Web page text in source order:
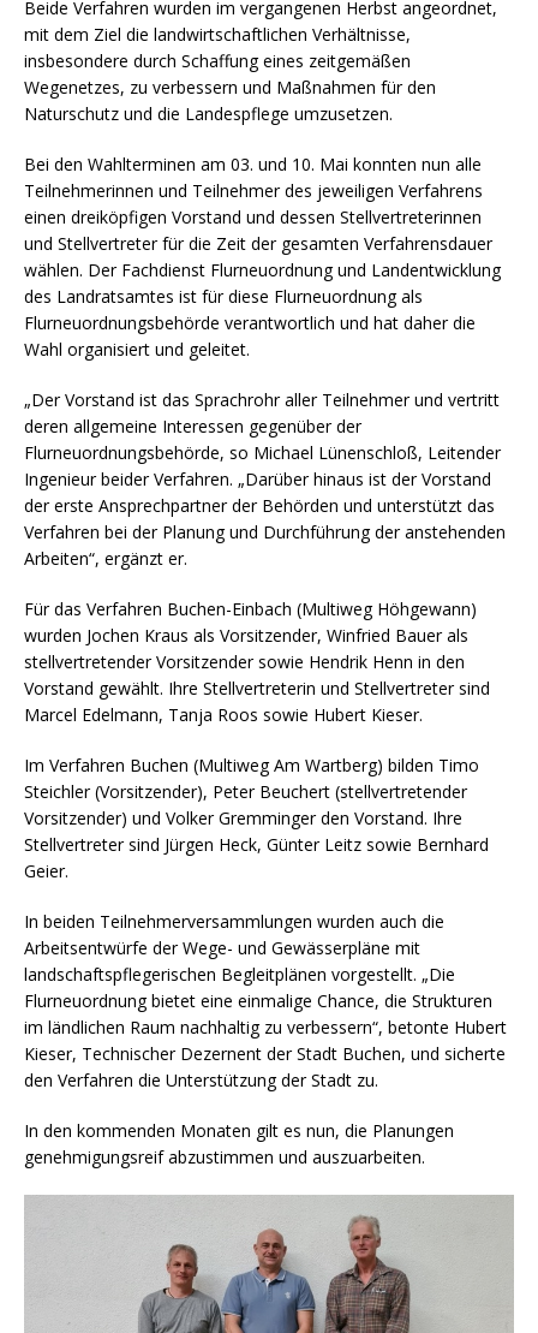
Beide Verfahren wurden im vergangenen Herbst angeordnet,
mit dem Ziel die landwirtschaftlichen Verhältnisse,
insbesondere durch Schaffung eines zeitgemäßen
Wegenetzes, zu verbessern und Maßnahmen für den
Naturschutz und die Landespflege umzusetzen.
Bei den Wahlterminen am 03. und 10. Mai konnten nun alle
Teilnehmerinnen und Teilnehmer des jeweiligen Verfahrens
einen dreiköpfigen Vorstand und dessen Stellvertreterinnen
und Stellvertreter für die Zeit der gesamten Verfahrensdauer
wählen. Der Fachdienst Flurneuordnung und Landentwicklung
des Landratsamtes ist für diese Flurneuordnung als
Flurneuordnungsbehörde verantwortlich und hat daher die
Wahl organisiert und geleitet.
„Der Vorstand ist das Sprachrohr aller Teilnehmer und vertritt
deren allgemeine Interessen gegenüber der
Flurneuordnungsbehörde, so Michael Lünenschloß, Leitender
Ingenieur beider Verfahren. „Darüber hinaus ist der Vorstand
der erste Ansprechpartner der Behörden und unterstützt das
Verfahren bei der Planung und Durchführung der anstehenden
Arbeiten“, ergänzt er.
Für das Verfahren Buchen-Einbach (Multiweg Höhgewann)
wurden Jochen Kraus als Vorsitzender, Winfried Bauer als
stellvertretender Vorsitzender sowie Hendrik Henn in den
Vorstand gewählt. Ihre Stellvertreterin und Stellvertreter sind
Marcel Edelmann, Tanja Roos sowie Hubert Kieser.
Im Verfahren Buchen (Multiweg Am Wartberg) bilden Timo
Steichler (Vorsitzender), Peter Beuchert (stellvertretender
Vorsitzender) und Volker Gremminger den Vorstand. Ihre
Stellvertreter sind Jürgen Heck, Günter Leitz sowie Bernhard
Geier.
In beiden Teilnehmerversammlungen wurden auch die
Arbeitsentwürfe der Wege- und Gewässerpläne mit
landschaftspflegerischen Begleitplänen vorgestellt. „Die
Flurneuordnung bietet eine einmalige Chance, die Strukturen
im ländlichen Raum nachhaltig zu verbessern“, betonte Hubert
Kieser, Technischer Dezernent der Stadt Buchen, und sicherte
den Verfahren die Unterstützung der Stadt zu.
In den kommenden Monaten gilt es nun, die Planungen
genehmigungsreif abzustimmen und auszuarbeiten.